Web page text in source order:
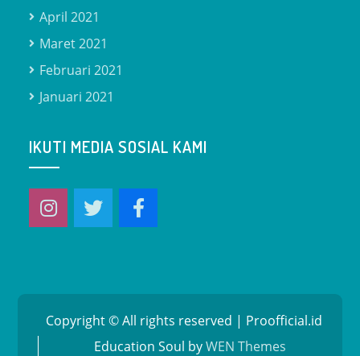
April 2021
Maret 2021
Februari 2021
Januari 2021
IKUTI MEDIA SOSIAL KAMI
Copyright © All rights reserved | Proofficial.id
Education Soul byWEN Themes